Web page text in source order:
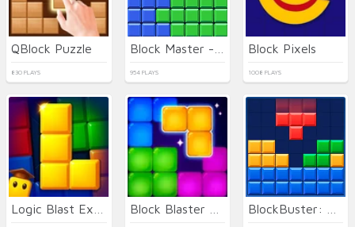
QBlock Puzzle
830 PLAYS 954 PLAYS
Block Pixels
1008 PLAYS